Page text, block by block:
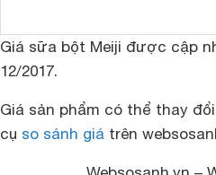
Giá sữa bột Meiji được cập
12/2017.
Giá sản phẩm có thể thay
cụ so sánh giá trên